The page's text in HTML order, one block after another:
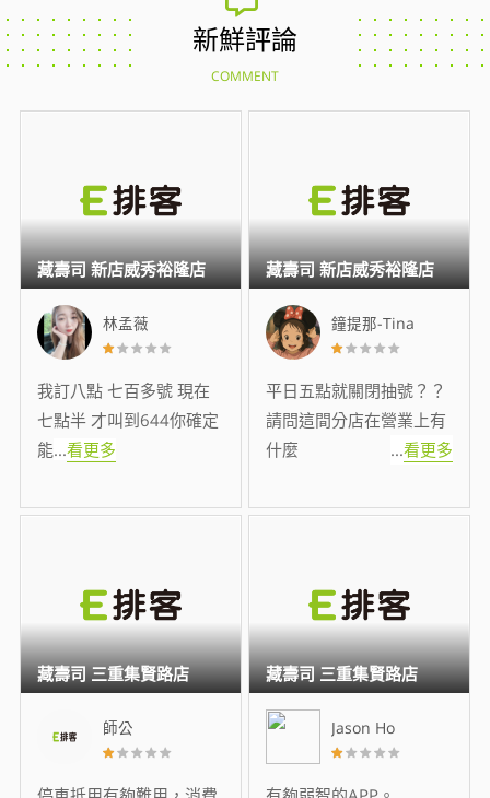
新鮮評論
COMMENT
林孟薇
我訂八點 七百多號 現在
七點半 才叫到644你確定
能...看更多
藏壽司 新店威秀裕隆店
鐘提那-Tina
平日五點就關閉抽號？？
請問這間分店在營業上有
什麼
...看更多
藏壽司 新店威秀裕隆店
師公
藏壽司 三重集賢路店
Jason Ho
藏壽司 三重集賢路店